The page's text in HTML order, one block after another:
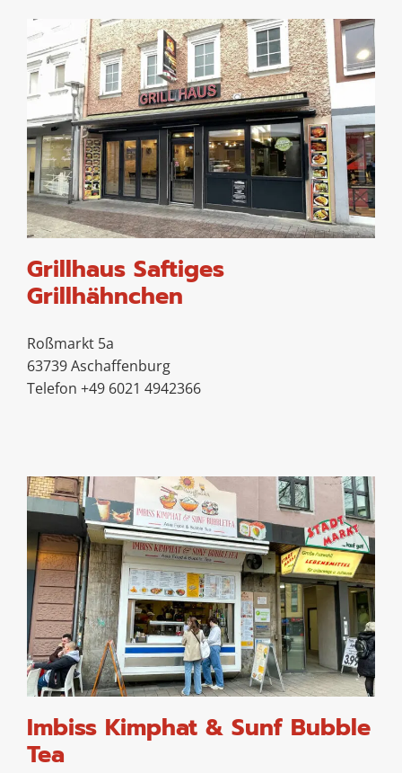
Grillhaus Saftiges
Grillhähnchen
Roßmarkt 5a
63739 Aschaffenburg
Telefon +49 6021 4942366
Imbiss Kimphat & Sunf Bubble
Tea